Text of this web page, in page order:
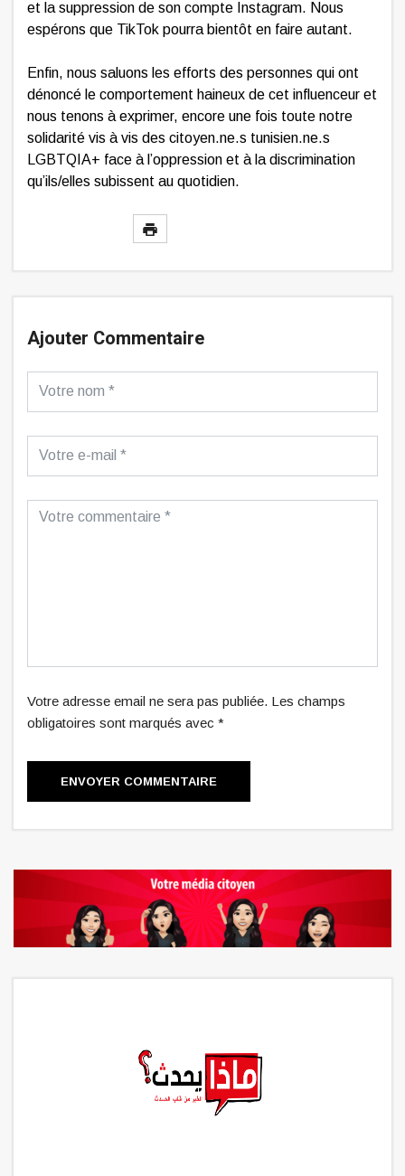
et la suppression de son compte Instagram. Nous
espérons que TikTok pourra bientôt en faire autant.
Enfin, nous saluons les efforts des personnes qui ont
dénoncé le comportement haineux de cet influenceur et
nous tenons à exprimer, encore une fois toute notre
solidarité vis à vis des citoyen.ne.s tunisien.ne.s
LGBTQIA+ face à l’oppression et à la discrimination
qu’ils/elles subissent au quotidien.
Ajouter Commentaire
Votre adresse email ne sera pas publiée. Les champs
obligatoires sont marqués avec *
ENVOYER COMMENTAIRE